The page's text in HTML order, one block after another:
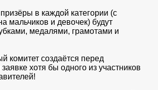
в каждой категории (с
мальчиков и девочек) будут
медалями, грамотами и
комитет создаётся перед
хотя бы одного из участников